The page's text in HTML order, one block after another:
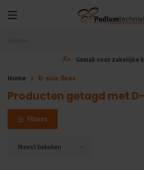
Gemak voor zakelijke
Home D-size flens
Producten getagd met
Filters
Meest bekeken